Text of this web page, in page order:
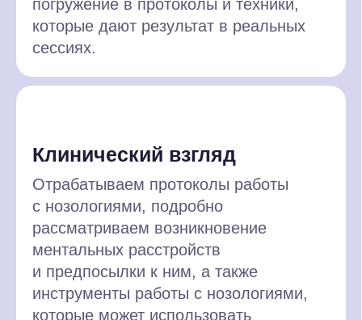
Практика и интервизии
Записывайте интервенции,
анализируйте сессии и получайте
стандартам.